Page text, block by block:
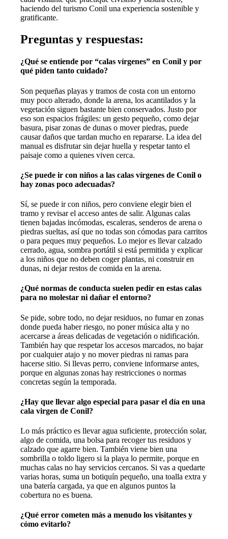
haciendo del turismo Conil una experiencia sostenible y
gratificante.
Preguntas y respuestas:
¿Qué se entiende por “calas vírgenes” en Conil y por
qué piden tanto cuidado?
Son pequeñas playas y tramos de costa con un entorno
muy poco alterado, donde la arena, los acantilados y la
vegetación siguen bastante bien conservados. Justo por
eso son espacios frágiles: un gesto pequeño, como dejar
basura, pisar zonas de dunas o mover piedras, puede
causar daños que tardan mucho en repararse. La idea del
manual es disfrutar sin dejar huella y respetar tanto el
paisaje como a quienes viven cerca.
¿Se puede ir con niños a las calas vírgenes de Conil o
hay zonas poco adecuadas?
Sí, se puede ir con niños, pero conviene elegir bien el
tramo y revisar el acceso antes de salir. Algunas calas
tienen bajadas incómodas, escaleras, senderos de arena o
piedras sueltas, así que no todas son cómodas para carritos
o para peques muy pequeños. Lo mejor es llevar calzado
cerrado, agua, sombra portátil si está permitida y explicar
a los niños que no deben coger plantas, ni construir en
dunas, ni dejar restos de comida en la arena.
¿Qué normas de conducta suelen pedir en estas calas
para no molestar ni dañar el entorno?
Se pide, sobre todo, no dejar residuos, no fumar en zonas
donde pueda haber riesgo, no poner música alta y no
acercarse a áreas delicadas de vegetación o nidificación.
También hay que respetar los accesos marcados, no bajar
por cualquier atajo y no mover piedras ni ramas para
hacerse sitio. Si llevas perro, conviene informarse antes,
porque en algunas zonas hay restricciones o normas
concretas según la temporada.
¿Hay que llevar algo especial para pasar el día en una
cala virgen de Conil?
Lo más práctico es llevar agua suficiente, protección solar,
algo de comida, una bolsa para recoger tus residuos y
calzado que agarre bien. También viene bien una
sombrilla o toldo ligero si la playa lo permite, porque en
muchas calas no hay servicios cercanos. Si vas a quedarte
varias horas, suma un botiquín pequeño, una toalla extra y
una batería cargada, ya que en algunos puntos la
cobertura no es buena.
¿Qué error cometen más a menudo los visitantes y
cómo evitarlo?